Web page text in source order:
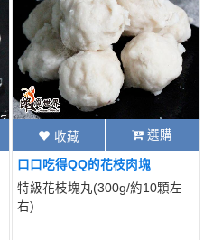
收藏 選購
口口吃得QQ的花枝肉塊
特級花枝塊丸(300g/約10顆左
右)